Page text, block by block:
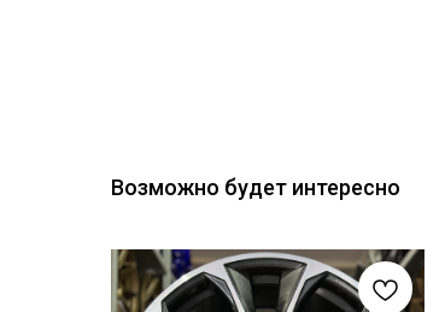
Возможно будет интересно